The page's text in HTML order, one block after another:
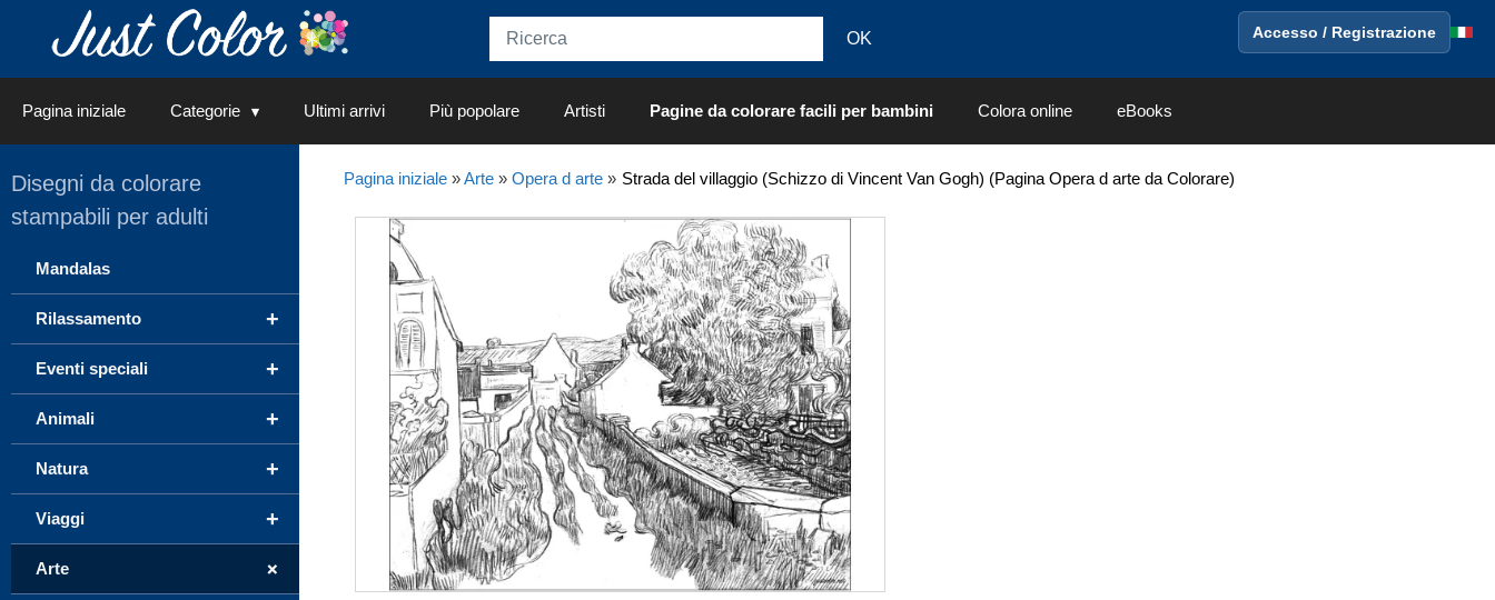
Accesso / Registrazione
Pagina iniziale Categorie Ultimi arrivi Più popolare Artisti Pagine da colorare facili per bambini Colora online eBooks
Pagina iniziale»Arte» Opera d arte» Strada del villaggio (Schizzo di Vincent Van Gogh) (Pagina Opera d arte da Colorare)
Disegni da colorare
stampabili per adulti
Mandalas
+
Rilassamento
+
Eventi speciali
+
Animali
+
Natura
+
Viaggi
+
Arte